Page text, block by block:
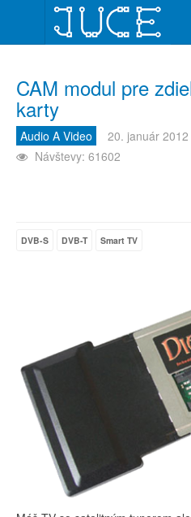
CAM modul pre
karty
Audio A Video
20. január 2012
Návštevy: 61602
DVB-S DVB-T Smart TV